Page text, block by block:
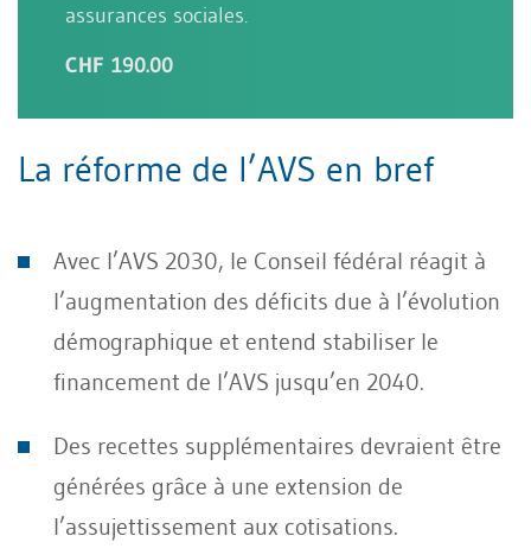
assurances sociales.
CHF 190.00
La réforme de l’AVS en bref
Avec l’AVS 2030, le Conseil fédéral réagit à
l’augmentation des déficits due à l’évolution
démographique et entend stabiliser le
financement de l’AVS jusqu’en 2040.
Des recettes supplémentaires devraient être
générées grâce à une extension de
l’assujettissement aux cotisations.